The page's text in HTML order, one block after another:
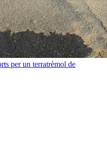
per un terratrèmol de